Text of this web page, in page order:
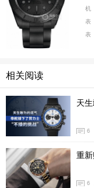
Nova®夜光涂层，
针呈现出来的黑色
分清晰。当然，也
机
表
表
相关阅读
天
6
重
6